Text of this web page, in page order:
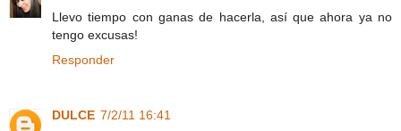
Llevo tiempo con ganas de hacerla, así que ahora ya no
tengo excusas!
Responder
DULCE 7/2/11 16:41